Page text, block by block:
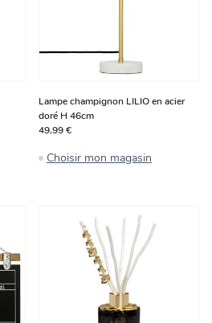
Lampe champignon LILIO en acier
doré H 46cm
49,99 €
Choisir mon magasin